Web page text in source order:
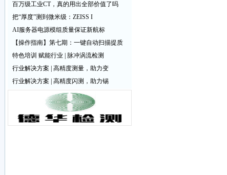
百万级工业CT，真的用出全部价值了吗
把“厚度”测到微米级：ZEISS I
AI服务器电源模组质量保证新航标
【操作指南】第七期：一键自动扫描提质
特色培训 赋能行业 | 脉冲涡流检测
行业解决方案 | 高精度测量，助力变
行业解决方案 | 高精度闪测，助力锡